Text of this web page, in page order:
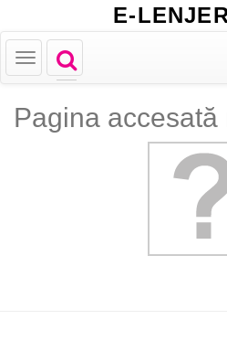
E-
Toggle
navigation
Toggle
navigation
Pagina accesată